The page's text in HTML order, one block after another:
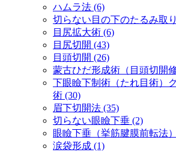
ハムラ法 (6)
切らない目の下のたるみ取
目尻拡大術 (6)
目尻切開 (43)
目頭切開 (26)
蒙古ひだ形成術（目頭切開
下眼瞼下制術（たれ目術）
術 (30)
眉下切開法 (35)
切らない眼瞼下垂 (2)
眼瞼下垂（挙筋腱膜前転法
涙袋形成 (1)